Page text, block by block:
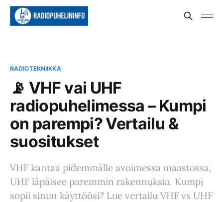
RADIOTEKNIIKKA
📡 VHF vai UHF
radiopuhelimessa – Kumpi
on parempi? Vertailu &
suositukset
VHF kantaa pidemmälle avoimessa maastossa,
UHF läpäisee paremmin rakennuksia. Kumpi
sopii sinun käyttöösi? Lue vertailu VHF vs UHF